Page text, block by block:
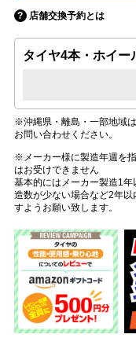
店舗交換予約とは
タイヤ4本・ホイー
※沖縄県・離島・一部地域
お問い合わせください。
※メーカー様に製造年週を
はお受けできません
基本的にはメーカー製造1
造数が少ない場合など2年
すようお願い致します。